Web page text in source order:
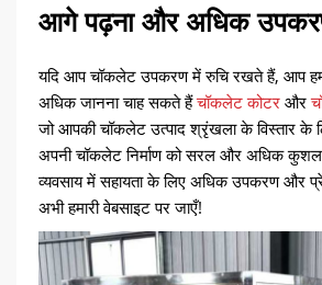
आगे पढ़ना और अधिक
यदि आप चॉकलेट उपकरण में रुचि रखते हैं, आप
अधिक जानना चाह सकते हैंचॉकलेट कोटर और
जो आपकी चॉकलेट उत्पाद श्रृंखला के विस्तार के
अपनी चॉकलेट निर्माण को सरल और अधिक कुशल
व्यवसाय में सहायता के लिए अधिक उपकरण और
अभी हमारी वेबसाइट पर जाएँ!